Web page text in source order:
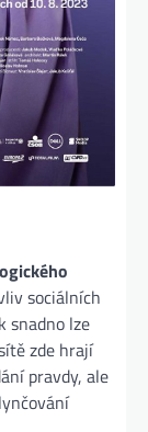
sociálních
snadno lze
zde hrají
pravdy, ale